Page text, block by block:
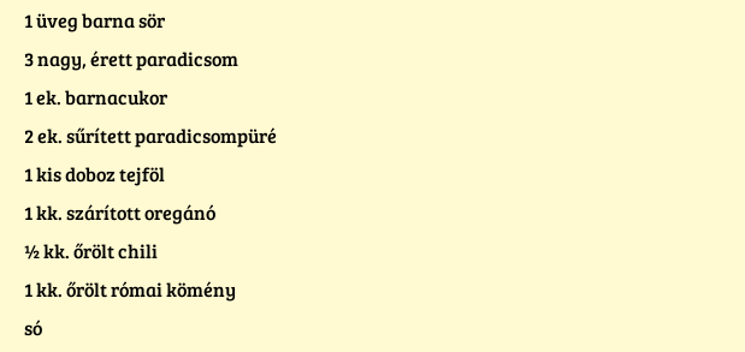
1 üveg barna sör
3 nagy, érett paradicsom
1 ek. barnacukor
2 ek. sűrített paradicsompüré
1 kis doboz tejföl
1 kk. szárított oregánó
½ kk. őrölt chili
1 kk. őrölt római kömény
só